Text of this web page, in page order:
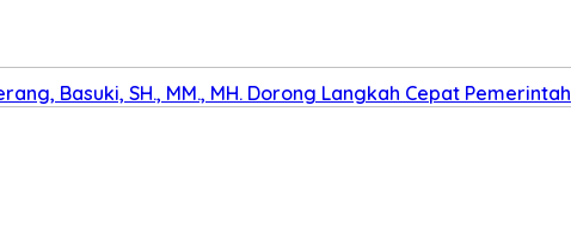
Basuki, SH., MM., MH. Dorong Langkah Cepat Pemerintah